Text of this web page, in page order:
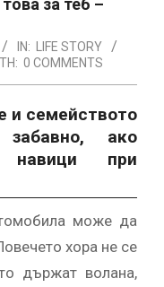
за теб –
IN:
LIFE STORY
0 COMMENTS
и семейството
ако
навици при
може да
хора не се
държат волана,